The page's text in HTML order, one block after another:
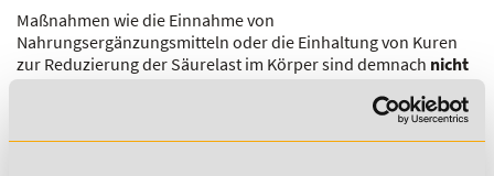
Maßnahmen wie die Einnahme von
Nahrungsergänzungsmitteln oder die Einhaltung von Kuren
zur Reduzierung der Säurelast im Körper sind demnach nicht
sinnvoll.